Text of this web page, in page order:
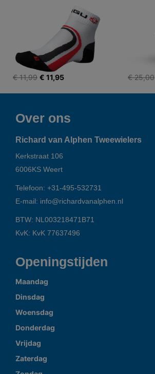
€ 11,99 € 11,95 € 25,00
Over ons
Richard van Alphen Tweewielers
Kerkstraat 106
6006KS Weert
Telefoon: +31-495-532731
E-mail: info@richardvanalphen.nl
BTW: NL003218471B71
KvK: KvK 77637496
Openingstijden
Maandag
Dinsdag
Woensdag
Donderdag
Vrijdag
Zaterdag